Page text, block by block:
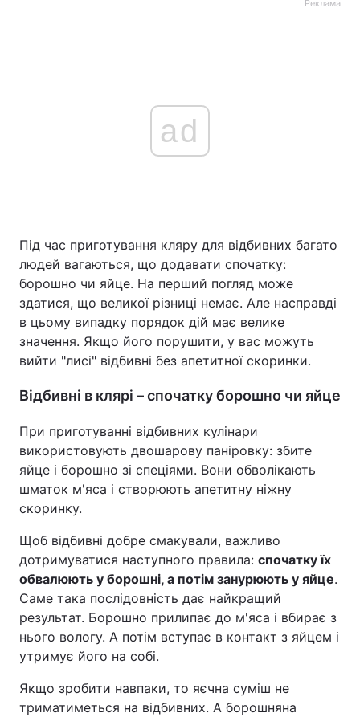
Реклама
ad
Під час приготування кляру для відбивних багато
людей вагаються, що додавати спочатку:
борошно чи яйце. На перший погляд може
здатися, що великої різниці немає. Але насправді
в цьому випадку порядок дій має велике
значення. Якщо його порушити, у вас можуть
вийти "лисі" відбивні без апетитної скоринки.
Відбивні в клярі – спочатку борошно чи яйце
При приготуванні відбивних кулінари
використовують двошарову паніровку: збите
яйце і борошно зі спеціями. Вони обволікають
шматок м'яса і створюють апетитну ніжну
скоринку.
Щоб відбивні добре смакували, важливо
дотримуватися наступного правила: спочатку їх
обвалюють у борошні, а потім занурюють у яйце.
Саме така послідовність дає найкращий
результат. Борошно прилипає до м'яса і вбирає з
нього вологу. А потім вступає в контакт з яйцем і
утримує його на собі.
Якщо зробити навпаки, то яєчна суміш не
триматиметься на відбивних. А борошняна